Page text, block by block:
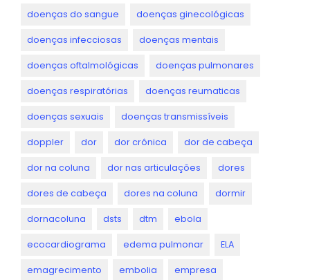
doenças do sangue doenças ginecológicas
doenças infecciosas doenças mentais
doenças oftalmológicas doenças pulmonares
doenças respiratórias doenças reumaticas
doenças sexuais doenças transmissíveis
doppler dor dor crônica dor de cabeça
dor na coluna dor nas articulações dores
dores de cabeça dores na coluna dormir
dornacoluna dsts dtm ebola
ecocardiograma edema pulmonar ELA
emagrecimento embolia empresa